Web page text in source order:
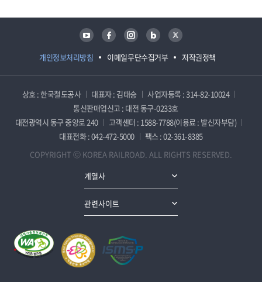
개인정보처리방침 이메일무단수집거부 저작권정책
유튜브 페이스북 인스타그램 블로그 트위터
상호 : 한국철도공사 대표자 : 김태승
사업자등록 : 314-82-10024
통신판매업신고 : 대전 동구-0233호
대전광역시 동구 중앙로 240
고객센터 : 1588-7788(이용료 : 발신자부담)
대표전화 : 042-472-5000
팩스 : 02-361-8385
COPYRIGHT ⓒ KOREA RAILROAD. ALL RIGHTS RESERVED.
계열사
관련사이트